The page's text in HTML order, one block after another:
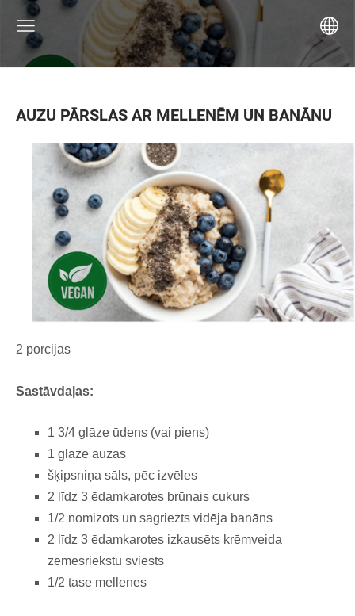
AUZU PĀRSLAS AR MELLENĒM UN BANĀNU
2 porcijas
Sastāvdaļas:
1 3/4 glāze ūdens (vai piens)
1 glāze auzas
šķipsniņa sāls, pēc izvēles
2 līdz 3 ēdamkarotes brūnais cukurs
1/2 nomizots un sagriezts vidēja banāns
2 līdz 3 ēdamkarotes izkausēts krēmveida
zemesriekstu sviests
1/2 tase mellenes